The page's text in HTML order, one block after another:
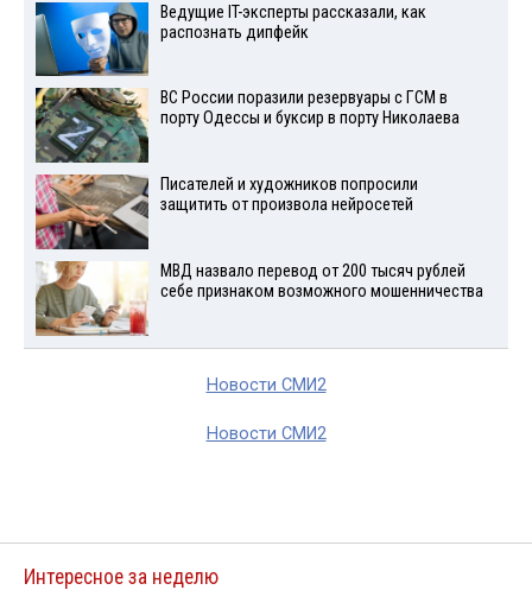
Ведущие IT-эксперты рассказали, как
распознать дипфейк
ВС России поразили резервуары с ГСМ в
порту Одессы и буксир в порту Николаева
Писателей и художников попросили
защитить от произвола нейросетей
МВД назвало перевод от 200 тысяч рублей
себе признаком возможного мошенничества
Новости СМИ2
Новости СМИ2
Интересное за неделю